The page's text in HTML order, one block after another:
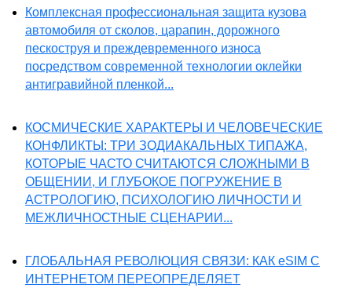
Комплексная профессиональная защита кузова
автомобиля от сколов, царапин, дорожного
пескоструя и преждевременного износа
посредством современной технологии оклейки
антигравийной пленкой...
КОСМИЧЕСКИЕ ХАРАКТЕРЫ И ЧЕЛОВЕЧЕСКИЕ
КОНФЛИКТЫ: ТРИ ЗОДИАКАЛЬНЫХ ТИПАЖА,
КОТОРЫЕ ЧАСТО СЧИТАЮТСЯ СЛОЖНЫМИ В
ОБЩЕНИИ, И ГЛУБОКОЕ ПОГРУЖЕНИЕ В
АСТРОЛОГИЮ, ПСИХОЛОГИЮ ЛИЧНОСТИ И
МЕЖЛИЧНОСТНЫЕ СЦЕНАРИИ...
ГЛОБАЛЬНАЯ РЕВОЛЮЦИЯ СВЯЗИ: КАК eSIM С
ИНТЕРНЕТОМ ПЕРЕОПРЕДЕЛЯЕТ